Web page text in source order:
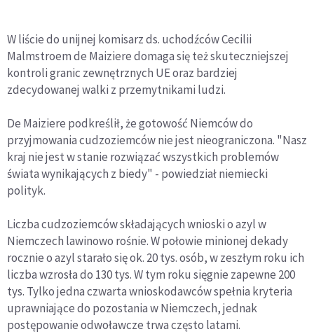
W liście do unijnej komisarz ds. uchodźców Cecilii
Malmstroem de Maiziere domaga się też skuteczniejszej
kontroli granic zewnętrznych UE oraz bardziej
zdecydowanej walki z przemytnikami ludzi.
De Maiziere podkreślił, że gotowość Niemców do
przyjmowania cudzoziemców nie jest nieograniczona. "Nasz
kraj nie jest w stanie rozwiązać wszystkich problemów
świata wynikających z biedy" - powiedział niemiecki
polityk.
Liczba cudzoziemców składających wnioski o azyl w
Niemczech lawinowo rośnie. W połowie minionej dekady
rocznie o azyl starało się ok. 20 tys. osób, w zeszłym roku ich
liczba wzrosła do 130 tys. W tym roku sięgnie zapewne 200
tys. Tylko jedna czwarta wnioskodawców spełnia kryteria
uprawniające do pozostania w Niemczech, jednak
postępowanie odwoławcze trwa często latami.